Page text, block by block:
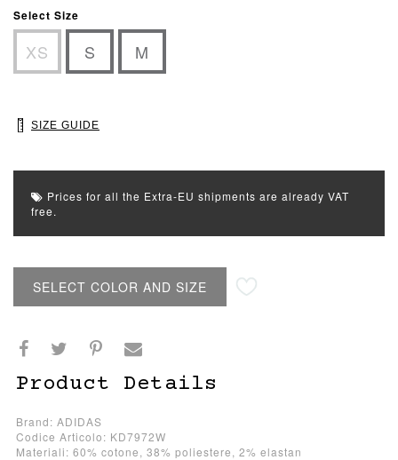
Select Size
XS S M
SIZE GUIDE
Prices for all the Extra-EU shipments are already VAT
free.
SELECT COLOR AND SIZE
Product Details
Brand: ADIDAS
Codice Articolo: KD7972W
Materiali: 60% cotone, 38% poliestere, 2% elastan